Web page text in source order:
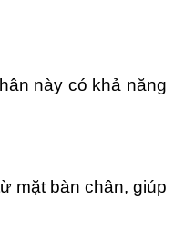
này có khả năng
mặt bàn chân, giúp